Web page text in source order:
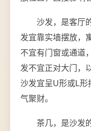
沙发，是客厅
发宜靠实墙摆放，
不宜有门窗或通道
发不宜正对大门，
沙发宜呈U形或L形
气聚财。
茶几，是沙发